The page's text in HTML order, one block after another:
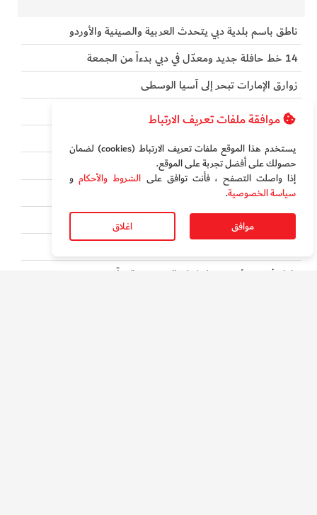
ناطق باسم بلدية دبي يتحدث العربية والصينية والأوردو
14 خط حافلة جديد ومعدّل في دبي بدءاً من الجمعة
زوارق الإمارات تبحر إلى آسيا الوسطى
لماذا رفض ChatGPT تقليد أجاثا كريستي؟
دبي تقترب من "60 يوم" تخفيضات وترفيه حصري
ماذا يحدث في مترو دبي بين منتصف الليل والفجر؟
مسح رقمي "سري" لـ 16 ألف منشأة اقتصادية في دبي
مراهق يسحب دعواه ضد «ميتا» قبل المحاكمة
دليل في دبي "يُنضج" شركتك الصغيرة رقمياً
موافقة ملفات تعريف الارتباط
يستخدم هذا الموقع ملفات تعريف الارتباط (cookies) لضمان
حصولك على أفضل تجربة على الموقع‏.
إذا واصلت التصفح ، فأنت توافق على الشروط والأحكامو
سياسة الخصوصية.
موافق اغلاق